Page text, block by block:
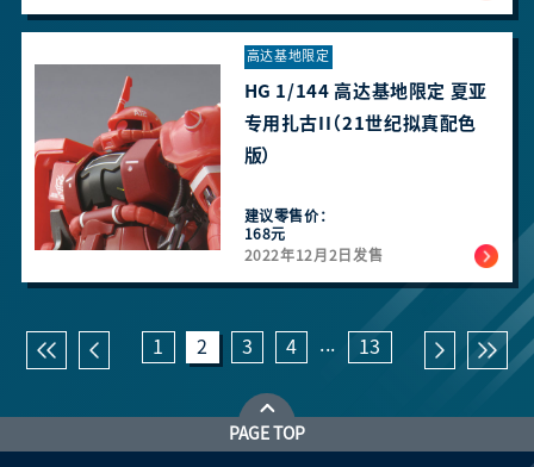
高达基地限定
HG 1/144 高达基地限定 夏亚
专用扎古II（21世纪拟真配色
版）
建议零售价：
168元
2022年12月2日发售
1 2 3 4 ... 13
PAGE TOP